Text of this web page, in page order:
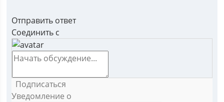
Отправить ответ
Соединить с
Подписаться
Уведомление о